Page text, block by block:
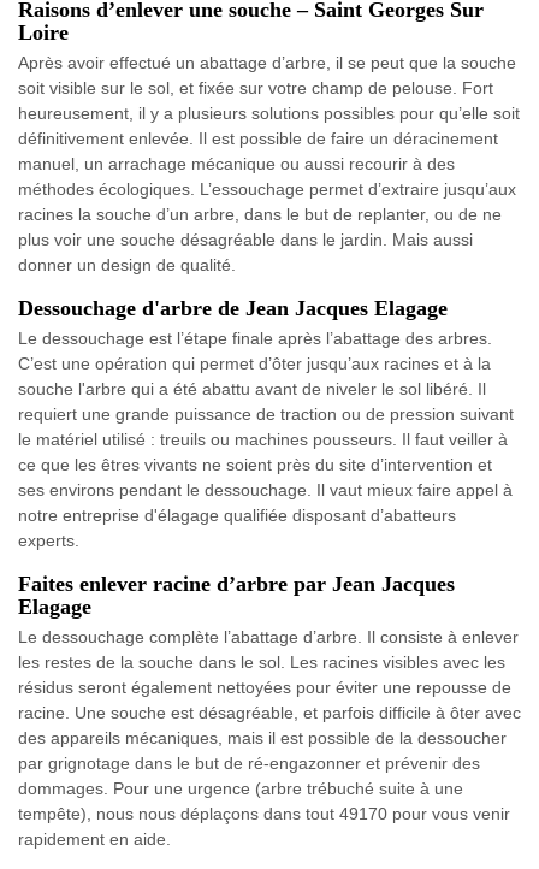
Raisons d’enlever une souche – Saint Georges Sur
Loire
Après avoir effectué un abattage d’arbre, il se peut que la souche
soit visible sur le sol, et fixée sur votre champ de pelouse. Fort
heureusement, il y a plusieurs solutions possibles pour qu’elle soit
définitivement enlevée. Il est possible de faire un déracinement
manuel, un arrachage mécanique ou aussi recourir à des
méthodes écologiques. L’essouchage permet d’extraire jusqu’aux
racines la souche d’un arbre, dans le but de replanter, ou de ne
plus voir une souche désagréable dans le jardin. Mais aussi
donner un design de qualité.
Dessouchage d'arbre de Jean Jacques Elagage
Le dessouchage est l’étape finale après l’abattage des arbres.
C’est une opération qui permet d’ôter jusqu’aux racines et à la
souche l'arbre qui a été abattu avant de niveler le sol libéré. Il
requiert une grande puissance de traction ou de pression suivant
le matériel utilisé : treuils ou machines pousseurs. Il faut veiller à
ce que les êtres vivants ne soient près du site d’intervention et
ses environs pendant le dessouchage. Il vaut mieux faire appel à
notre entreprise d'élagage qualifiée disposant d’abatteurs
experts.
Faites enlever racine d’arbre par Jean Jacques
Elagage
Le dessouchage complète l’abattage d’arbre. Il consiste à enlever
les restes de la souche dans le sol. Les racines visibles avec les
résidus seront également nettoyées pour éviter une repousse de
racine. Une souche est désagréable, et parfois difficile à ôter avec
des appareils mécaniques, mais il est possible de la dessoucher
par grignotage dans le but de ré-engazonner et prévenir des
dommages. Pour une urgence (arbre trébuché suite à une
tempête), nous nous déplaçons dans tout 49170 pour vous venir
rapidement en aide.